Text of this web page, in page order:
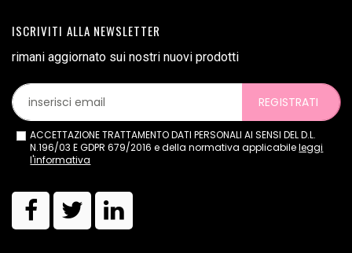
ISCRIVITI ALLA NEWSLETTER
rimani aggiornato sui nostri nuovi prodotti
REGISTRATI
ACCETTAZIONE TRATTAMENTO DATI PERSONALI AI SENSI DEL D.L.
N.196/03 E GDPR 679/2016 e della normativa applicabileleggi
l'informativa